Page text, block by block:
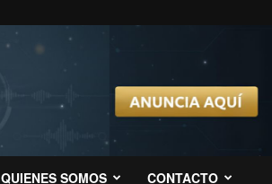
QUIENES SOMOS CONTACTO